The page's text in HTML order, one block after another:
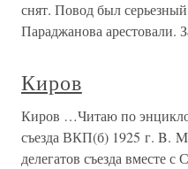
снят. Повод был
Параджанова арестовали.
Киров
Киров …Читаю по
съезда ВКП(б) 1925 г. B.
делегатов съезда вместе